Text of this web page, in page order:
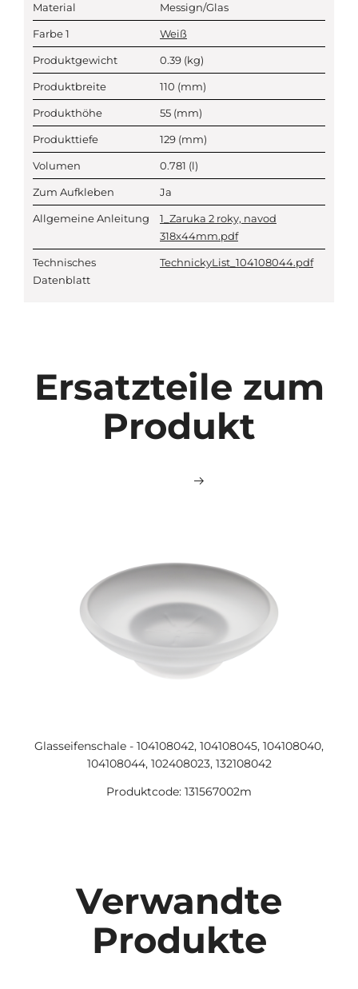
Material Messign/Glas
Farbe 1 Weiß
Produktgewicht 0.39 (kg)
Produktbreite 110 (mm)
Produkthöhe 55 (mm)
Produkttiefe 129 (mm)
Volumen 0.781 (l)
Zum Aufkleben Ja
Allgemeine Anleitung
1_Zaruka 2 roky, navod
318x44mm.pdf
Technisches
Datenblatt
TechnickyList_104108044.pdf
Ersatzteile zum
Produkt
Glasseifenschale - 104108042, 104108045, 104108040,
104108044, 102408023, 132108042
Produktcode: 131567002m
Verwandte
Produkte